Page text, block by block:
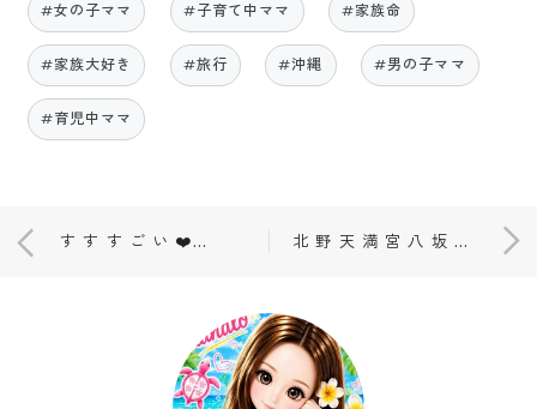
#女の子ママ #子育て中ママ #家族命
#家族大好き #旅行 #沖縄 #男の子ママ
#育児中ママ
す す す ご い ❤️(📸) 北 野 天 満 宮 八 坂 神 社 🤎(📸)